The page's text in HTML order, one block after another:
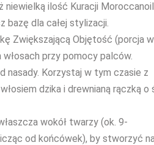
niewielką ilość Kuracji
bazę dla całej stylizacji.
Zwiększającą Objętość (porcja
włosach przy pomocy palców.
nasady. Korzystaj w tym czasie z
dzika i drewnianą rączką o
wokół twarzy (ok. 9-
od końcówek), by stworzyć